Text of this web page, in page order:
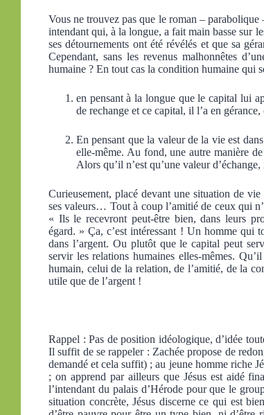
Vous ne trouvez pas que le roman –
intendant qui, à la longue, a fait main basse sur
ses détournements ont été révélés et que sa
Cependant, sans les revenus malhonnêtes
humaine ? En tout cas la condition humaine qui
en pensant à la longue que le capital lui
de rechange et ce capital, il l’a en gérance,
En pensant que la valeur de la vie est
elle-même. Au fond, une autre manière
Alors qu’il n’est qu’une valeur
Curieusement, placé devant une situation de
ses valeurs… Tout à coup l’amitié de ceux qui
« Ils le recevront peut-être bien, dans leurs
égard. » Ça, c’est intéressant ! Un homme qui
dans l’argent. Ou plutôt que le capital peut
servir les relations humaines elles-mêmes.
humain, celui de la relation, de l’amitié, de la
utile que de l’argent !
Rappel : Pas de position idéologique, d’idée
Il suffit de se rappeler : Zachée propose de
demandé et cela suffit) ; au jeune homme riche
; on apprend par ailleurs que Jésus est aidé
l’intendant du palais d’Hérode pour que le
situation concrète, Jésus discerne ce qui est